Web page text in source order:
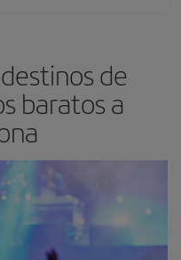
de
baratos a